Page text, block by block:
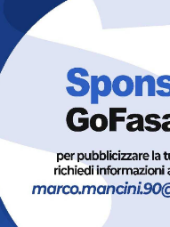
Truffatori
frazioni
5 Agosto
7
Residenti
scrivono
cittadini di
5 Agosto